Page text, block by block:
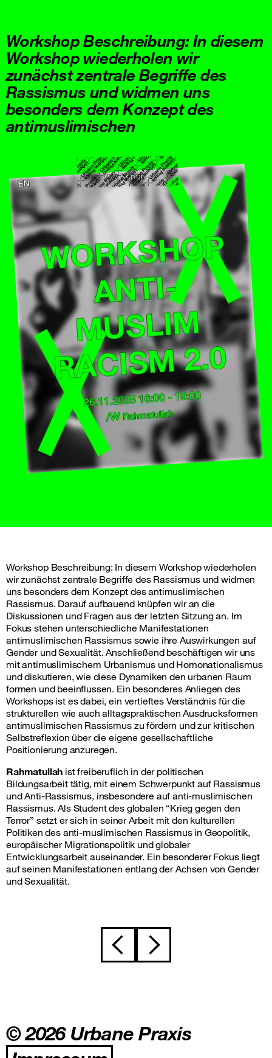
Workshop Beschreibung: In diesem
Workshop wiederholen wir
zunächst zentrale Begriffe des
Rassismus und widmen uns
besonders dem Konzept des
antimuslimischen
Workshop Beschreibung: In diesem Workshop wiederholen
wir zunächst zentrale Begriffe des Rassismus und widmen
uns besonders dem Konzept des antimuslimischen
Rassismus. Darauf aufbauend knüpfen wir an die
Diskussionen und Fragen aus der letzten Sitzung an. Im
Fokus stehen unterschiedliche Manifestationen
antimuslimischen Rassismus sowie ihre Auswirkungen auf
Gender und Sexualität. Anschließend beschäftigen wir uns
mit antimuslimischem Urbanismus und Homonationalismus
und diskutieren, wie diese Dynamiken den urbanen Raum
formen und beeinflussen. Ein besonderes Anliegen des
Workshops ist es dabei, ein vertieftes Verständnis für die
strukturellen wie auch alltagspraktischen Ausdrucksformen
antimuslimischen Rassismus zu fördern und zur kritischen
Selbstreflexion über die eigene gesellschaftliche
Positionierung anzuregen.
Rahmatullah ist freiberuflich in der politischen
Bildungsarbeit tätig, mit einem Schwerpunkt auf Rassismus
und Anti-Rassismus, insbesondere auf anti-muslimischen
Rassismus. Als Student des globalen “Krieg gegen den
Terror” setzt er sich in seiner Arbeit mit den kulturellen
Politiken des anti-muslimischen Rassismus in Geopolitik,
europäischer Migrationspolitik und globaler
Entwicklungsarbeit auseinander. Ein besonderer Fokus liegt
auf seinen Manifestationen entlang der Achsen von Gender
und Sexualität.
Beitragsnavigation
© 2026 Urbane Praxis